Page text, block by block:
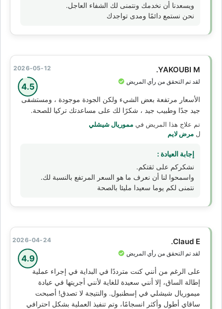
ويسعدنا أن نخدمك ونتمنى لك الشفاء العاجل.
نحن نستمع دائمًا ومدى تواجدك
4.5
YAKOUBI M.
لقد تم التحقق من رأي المريض
2026-05-12
الأسعار مرتفعة بعض الشيء ولكن الجودة موجودة ، ومستشفى
جيد جدًا وطبيب جيد ، شكرًا لك على مساعدتك تركيا للصحة.
تم علاج هذا المريض في مموريال شيشلي
ل مرض لايم
إجابة العيادة :
نشكركم على ثقتكم.
واسمحوا لنا أن نعرف ما هو السعر المرتفع بالنسبة لك.
نتمنى لكم يوما سعيدا مليئا بالصحة
4.9
Claud E.
لقد تم التحقق من رأي المريض
2026-04-24
على الرغم من أنني كنت مترددًا في البداية في إجراء عملية
إطالة الساق، إلا أنني سعيدة للغاية لأنني أجريتها في عيادة
ميموريال شيشلي في إسطنبول. والنتيجة لا تصدق! أصبحت
ساقاي أطول وأكثر انسجامًا، وتم تنفيذ العملية بشكل احترافي